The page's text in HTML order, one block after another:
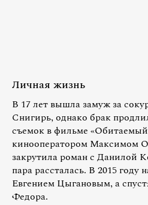
Личная жизнь
В 17 лет вышла замуж за
Снигирь, однако брак
съемок в фильме «Обитаемый
кинооператором Максимом
закрутила роман с Данилой
пара рассталась. В 2015 году
Евгением Цыгановым, а
Федора.